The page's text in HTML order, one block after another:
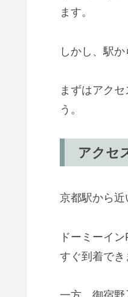
ます。
しかし、駅
まずはアク
う。
アクセ
京都駅から近
ドーミーイ
すぐ到着でき